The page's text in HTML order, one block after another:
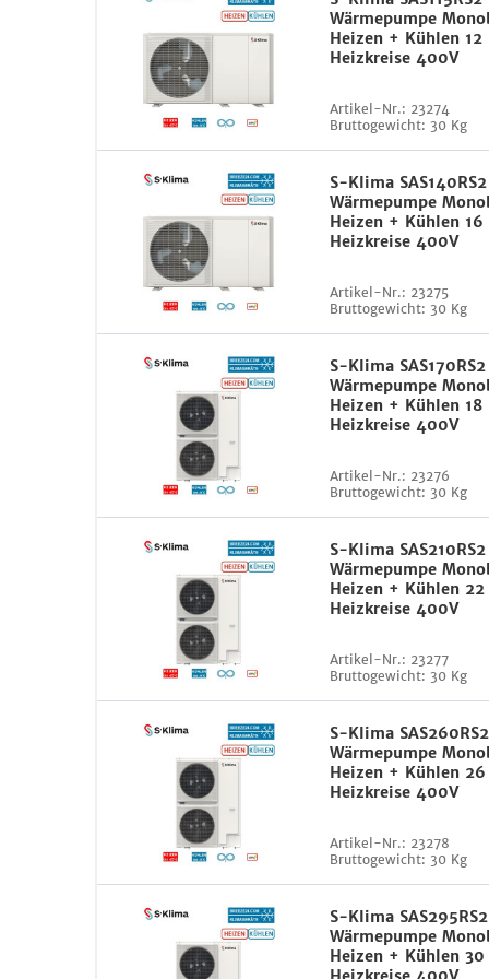
Wärmepumpe
Heizen + Kühlen 12
Heizkreise 400V
Artikel-Nr.: 23274
Bruttogewicht: 30 Kg
S-Klima SAS140RS2
Wärmepumpe
Heizen + Kühlen 16
Heizkreise 400V
Artikel-Nr.: 23275
Bruttogewicht: 30 Kg
S-Klima SAS170RS2
Wärmepumpe
Heizen + Kühlen 18
Heizkreise 400V
Artikel-Nr.: 23276
Bruttogewicht: 30 Kg
S-Klima SAS210RS2
Wärmepumpe
Heizen + Kühlen 22
Heizkreise 400V
Artikel-Nr.: 23277
Bruttogewicht: 30 Kg
S-Klima SAS260RS2
Wärmepumpe
Heizen + Kühlen
Heizkreise 400V
Artikel-Nr.: 23278
Bruttogewicht: 30 Kg
S-Klima SAS295RS2
Wärmepumpe
Heizen + Kühlen